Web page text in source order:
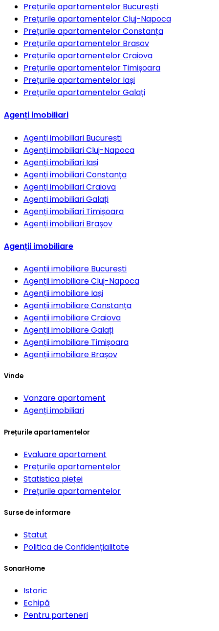
Prețurile apartamentelor București
Prețurile apartamentelorCluj-Napoca
Prețurile apartamentelorConstanța
Prețurile apartamentelor Brașov
Prețurile apartamentelorCraiova
Prețurile apartamentelor Timișoara
Prețurile apartamentelor Iași
Prețurile apartamentelorGalați
Agenți imobiliari
Agenți imobiliari București
Agenți imobiliariCluj-Napoca
Agenți imobiliari Iași
Agenți imobiliariConstanța
Agenți imobiliariCraiova
Agenți imobiliariGalați
Agenți imobiliari Timișoara
Agenți imobiliari Brașov
Agenții imobiliare
Agenții imobiliare București
Agenții imobiliareCluj-Napoca
Agenții imobiliare Iași
Agenții imobiliareConstanța
Agenții imobiliareCraiova
Agenții imobiliareGalați
Agenții imobiliare Timișoara
Agenții imobiliare Brașov
Vinde
Vanzare apartament
Agenți imobiliari
Prețurile apartamentelor
Evaluare apartament
Prețurile apartamentelor
Statistica pieței
Prețurile apartamentelor
Surse de informare
Statut
Politica de Confidențialitate
SonarHome
Istoric
Echipă
Pentru parteneri